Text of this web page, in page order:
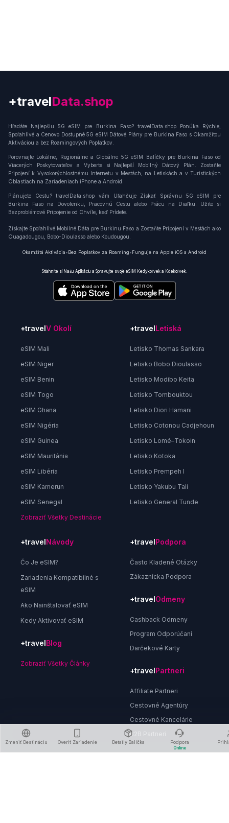
+travelConnection
Hľadáte Najlepšiu 5G eSIM pre Burkina Faso? travelData.shop Ponúka Rýchle,
Spoľahlivé a Cenovo Dostupné 5G eSIM Dátové Plány pre Burkina Faso s Okamžitou
Aktiváciou a bez Roamingových Poplatkov.
Porovnajte Lokálne, Regionálne a Globálne 5G eSIM Balíčky pre Burkina Faso od
Viacerých Poskytovateľov a Vyberte si Najlepší Mobilný Dátový Plán. Zostaňte
Pripojení k Vysokorýchlostnému Internetu v Mestách, na Letiskách a v Turistických
Oblastiach na Zariadeniach iPhone a Android.
Plánujete Cestu? travelData.shop vám Uľahčuje Získať Správnu 5G eSIM pre
Burkina Faso na Dovolenku, Pracovnú Cestu alebo Prácu na Diaľku. Užite si
Bezproblémové Pripojenie od Chvíle, keď Prídete.
Získajte Spoľahlivé Mobilné Dáta pre Burkinu Faso a Zostaňte Pripojení v Mestách ako
Ouagadougou, Bobo-Dioulasso alebo Koudougou.
Okamžitá Aktivácia•Bez Poplatkov za Roaming•Funguje na Apple iOS a Android
Stiahnite si Našu Aplikáciu a Spravujte svoje eSIM Kedykoľvek a Kdekoľvek.
+travelV Okolí
eSIM Mali
eSIM Niger
eSIM Benin
eSIM Togo
eSIM Ghana
eSIM Nigéria
eSIM Guinea
eSIM Mauritánia
eSIM Libéria
eSIM Kamerun
eSIM Senegal
Zobraziť Všetky Destinácie
+travelLetiská
Letisko Thomas Sankara
Letisko Bobo Dioulasso
Letisko Modibo Keita
Letisko Tombouktou
Letisko Diori Hamani
Letisko Cotonou Cadjehoun
Letisko Lomé–Tokoin
Letisko Kotoka
Letisko Prempeh I
Letisko Yakubu Tali
Letisko General Tunde
+travelNávody
Čo Je eSIM?
Zariadenia Kompatibilné s
eSIM
Ako Nainštalovať eSIM
Kedy Aktivovať eSIM
+travelBlog
Zobraziť Všetky Články
+travelPodpora
Často Kladené Otázky
Zákaznícka Podpora
+travelOdmeny
Cashback Odmeny
Program Odporúčaní
Darčekové Karty
+travelPartneri
Affiliate Partneri
Cestovné Agentúry
Cestovné Kancelárie
B2B Partneri
Zmeniť Destináciu Overiť Zariadenie Detaily Balíčka Podpora
Online